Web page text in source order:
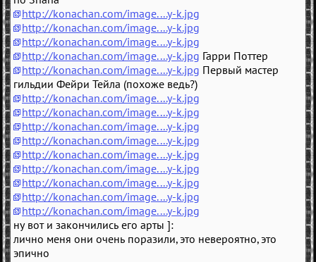
http://konachan.com/image....y-k.jpg
http://konachan.com/image....y-k.jpg
http://konachan.com/image....y-k.jpg
http://konachan.com/image....y-k.jpg Гарри Поттер
http://konachan.com/image....y-k.jpg Первый мастер
гильдии Фейри Тейла (похоже ведь?)
http://konachan.com/image....y-k.jpg
http://konachan.com/image....y-k.jpg
http://konachan.com/image....y-k.jpg
http://konachan.com/image....y-k.jpg
http://konachan.com/image....y-k.jpg
http://konachan.com/image....y-k.jpg
http://konachan.com/image....y-k.jpg
http://konachan.com/image....y-k.jpg
http://konachan.com/image....y-k.jpg
ну вот и закончились его арты ]:
лично меня они очень поразили, это невероятно, это
эпично